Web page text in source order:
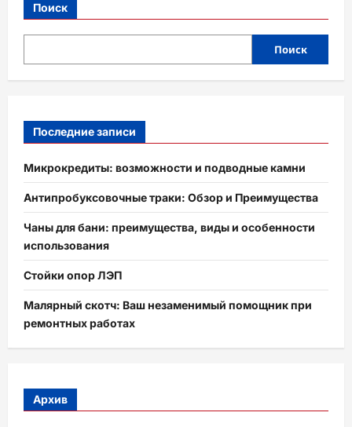
Поиск
Поиск
Последние записи
Микрокредиты: возможности и подводные камни
Антипробуксовочные траки: Обзор и Преимущества
Чаны для бани: преимущества, виды и особенности
использования
Стойки опор ЛЭП
Малярный скотч: Ваш незаменимый помощник при
ремонтных работах
Архив